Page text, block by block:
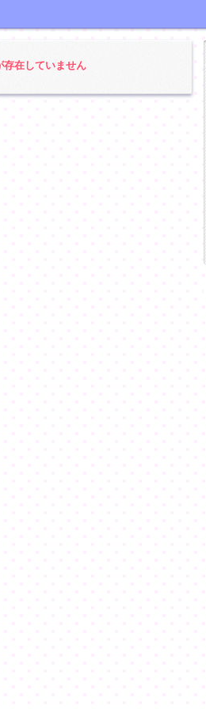
存在していません